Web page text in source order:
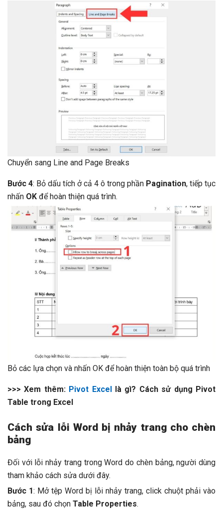
Chuyển sang Line and Page Breaks
Bước 4: Bỏ dấu tích ở cả 4 ô trong phần Pagination, tiếp tục
nhấn OK để hoàn thiện quá trình.
Bỏ các lựa chọn và nhấn OK để hoàn thiện toàn bộ quá trình
>>> Xem thêm: Pivot Excellà gì? Cách sử dụng Pivot
Table trong Excel
Cách sửa lỗi Word bị nhảy trang cho chèn
bảng
Đối với lỗi nhảy trang trong Word do chèn bảng, người dùng
tham khảo cách sửa dưới đây.
Bước 1: Mở tệp Word bị lỗi nhảy trang, click chuột phải vào
bảng, sau đó chọn Table Properties.